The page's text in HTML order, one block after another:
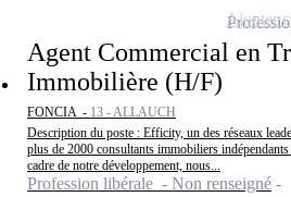
Agent Commercial en
Immobilière (H/F)
FONCIA - 13 - ALLAUCH
Description du poste : Efficity, un des réseaux
plus de 2000 consultants immobiliers
cadre de notre développement, nous...
Profession libérale - Non renseigné
Ajouter